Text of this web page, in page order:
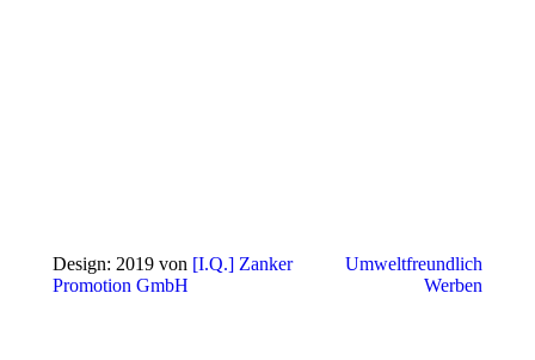
Design: 2019 von [I.Q.] Zanker
Promotion GmbH
Umweltfreundlich
Werben